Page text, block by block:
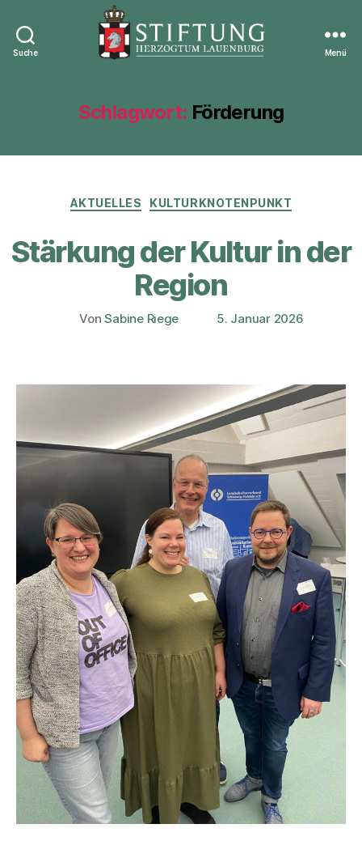
Suche
Lauenburg
Menü
Schlagwort: Förderung
Kategorien
AKTUELLES KULTURKNOTENPUNKT
Stärkung der Kultur in der
Region
Beitragsautor
VonSabine Riege Veröffentlichungsdatum
5. Januar 2026